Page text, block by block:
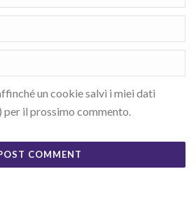
un cookie salvi i miei dati
per il prossimo commento.